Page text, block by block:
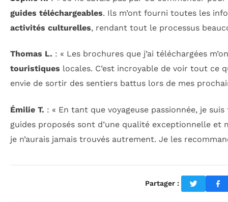
guides téléchargeables. Ils m’ont fourni toutes les
activités culturelles, rendant tout le processus
Thomas L. : « Les brochures que j’ai téléchargées
touristiques locales. C’est incroyable de voir tout ce
envie de sortir des sentiers battus lors de mes
Émilie T. : « En tant que voyageuse passionnée, je
guides proposés sont d’une qualité exceptionnelle et
je n’aurais jamais trouvés autrement. Je les
Partager :